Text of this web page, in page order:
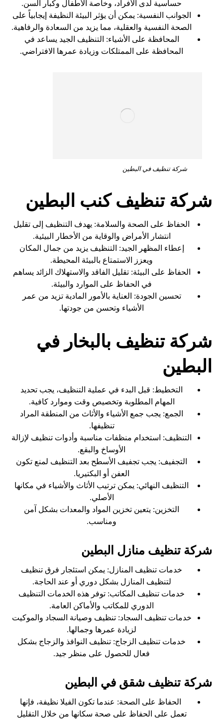
حساسية لدى الأفراد، وخاصة الأطفال وكبار السن.
الجوانب النفسية: يمكن أن يؤثر البيئة النظيفة إيجابياً على
الصحة النفسية والعقلية، مما يزيد من السعادة والرفاهية.
المحافظة على الأشياء: التنظيف الجيد يساعد في
المحافظة على الممتلكات وزيادة عمرها الافتراضي.
شركة تنظيف في البطين
شركة تنظيف كنب البطين
الحفاظ على الصحة والسلامة: يهدف التنظيف إلى تقليل
انتشار الأمراض والوقاية من الأخطار البيئية.
إعطاء المظهر الجيد: التنظيف يزيد من جمال المكان
ويعزز الاستمتاع بالبيئة المحيطة.
الحفاظ على البيئة: تقليل الفاقد والاستهلاك الزائد يساهم
في الحفاظ على الموارد والبيئة.
تحسين الجودة: العناية بالأمور المادية تزيد من عمر
الأشياء وتحسن من جودتها.
شركة تنظيف بالبخار في
البطين
التخطيط: قبل البدء في عملية التنظيف، يجب تحديد
المهام المطلوبة وتخصيص وقت وموارد كافية.
الجمع: يجب جمع الأشياء والأثاث من المنطقة المراد
تنظيفها.
التنظيف: استخدام منظفات مناسبة وأدوات تنظيف لإزالة
الأوساخ والبقع.
التجفيف: يجب تجفيف الأسطح بعد التنظيف لمنع تكون
العفن أو البكتيريا.
التنظيف النهائي: يمكن ترتيب الأثاث والأشياء في مكانها
الأصلي.
التخزين: يتعين تخزين المواد والمعدات بشكل آمن
ومناسب.
شركة تنظيف منازل البطين
خدمات تنظيف المنازل: يمكن استئجار فرق تنظيف
لتنظيف المنازل بشكل دوري أو عند الحاجة.
خدمات تنظيف المكاتب: توفر هذه الخدمات التنظيف
الدوري للمكاتب والأماكن العامة.
خدمات تنظيف السجاد: تنظيف وصيانة السجاد والموكيت
لزيادة عمرها وجمالها.
خدمات تنظيف الزجاج: تنظيف النوافذ والزجاج بشكل
فعال للحصول على منظر جيد.
شركة تنظيف شقق في البطين
الحفاظ على الصحة: عندما تكون الفيلا نظيفة، فإنها
تعمل على الحفاظ على صحة سكانها من خلال التقليل